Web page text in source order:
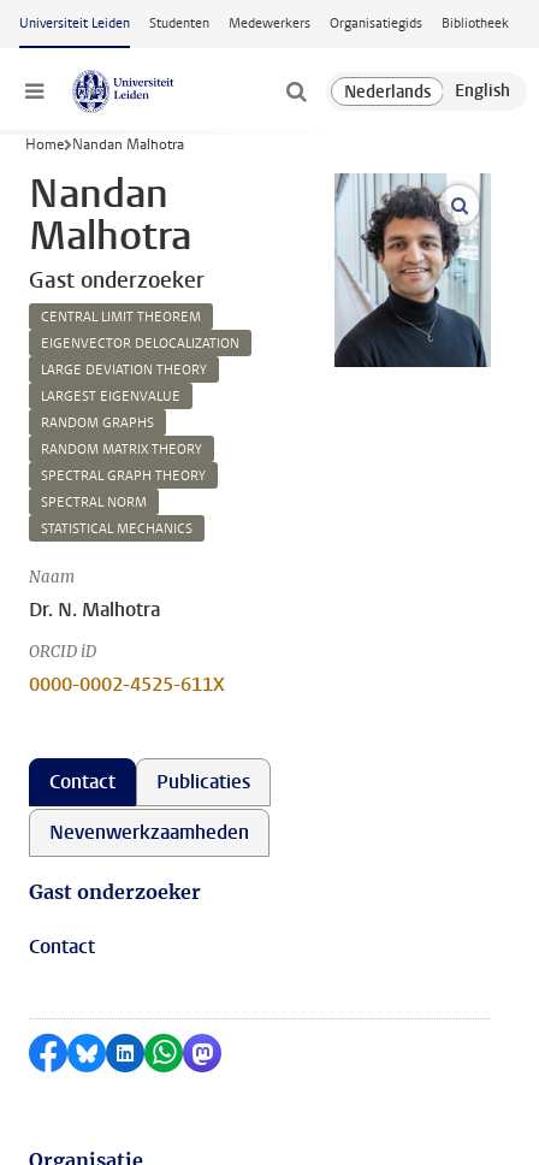
Ga naar hoofdinhoud
Universiteit Leiden Studenten Medewerkers Organisatiegids Bibliotheek
Menu
Home Nandan Malhotra
Nandan
Malhotra
Gast onderzoeker
CENTRAL LIMIT THEOREM
EIGENVECTOR DELOCALIZATION
LARGE DEVIATION THEORY
LARGEST EIGENVALUE
RANDOM GRAPHS
RANDOM MATRIX THEORY
SPECTRAL GRAPH THEORY
SPECTRAL NORM
STATISTICAL MECHANICS
Naam
Dr. N. Malhotra
ORCID iD
0000-0002-4525-611X
open
Contact
Publicaties
Nevenwerkzaamheden
Gast onderzoeker
Contact
Delen op Facebook
Delen via Bluesky
Delen op LinkedIn
Delen via WhatsApp
Delen via Mastodon
Organisatie